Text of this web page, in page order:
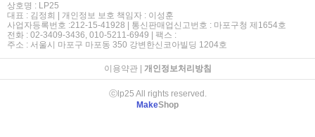
상호명 : LP25
대표 : 김정희 | 개인정보 보호 책임자 : 이성훈
사업자등록번호 :212-15-41928 | 통신판매업신고번호 : 마포구청 제1654호
전화 : 02-3409-3436, 010-5211-6949 | 팩스 :
주소 : 서울시 마포구 마포동 350 강변한신코아빌딩 1204호
이용약관| 개인정보처리방침
ⓒlp25 All rights reserved.
MakeShop